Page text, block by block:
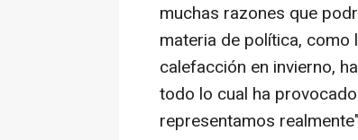
muchas razones que
materia de política, como
calefacción en invierno,
todo lo cual ha
representamos